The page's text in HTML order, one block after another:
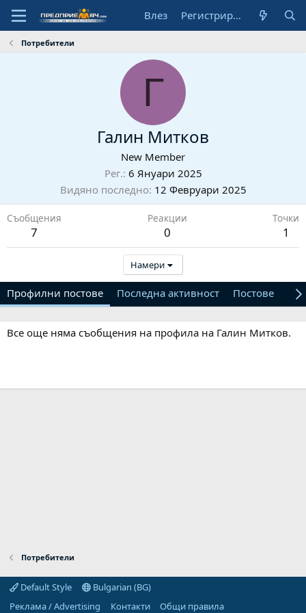
Влез Регистрирай се
Потребители
Г
Галин Митков
New Member
Рег. 6 Януари 2025
Видяно последно 12 Февруари 2025
Съобщения
7
Реакции
0
Точки
1
Намери
Профилни постове Последна активност Постове
Все още няма съобщения на профила на Галин Митков.
Потребители
Default Style
Bulgarian (BG)
Реклама / Advertising
Контакти
Общи правила